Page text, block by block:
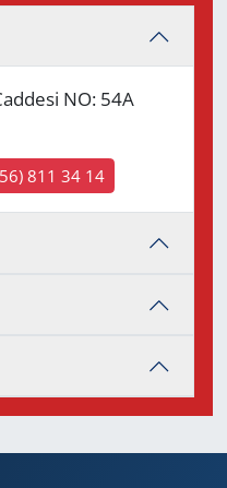
NO: 54A
811 34 14